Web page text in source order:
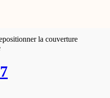
la couverture